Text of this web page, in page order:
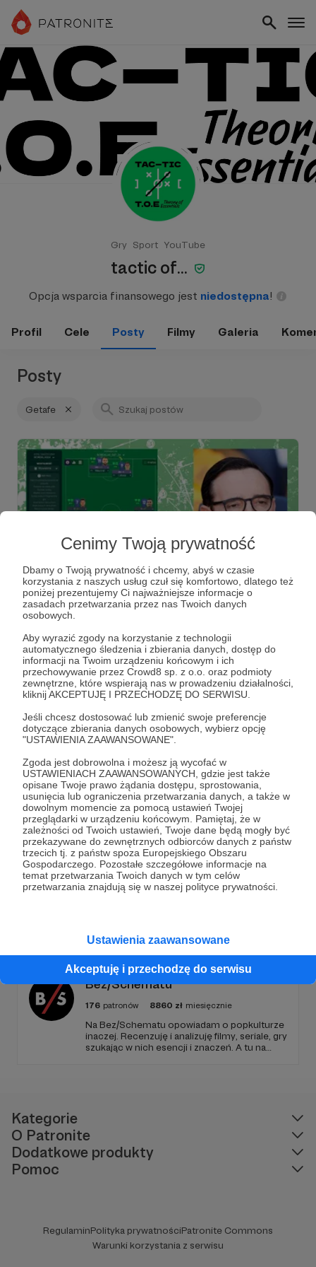
Cenimy Twoją prywatność
Dbamy o Twoją prywatność i chcemy, abyś w czasie
korzystania z naszych usług czuł się komfortowo, dlatego też
poniżej prezentujemy Ci najważniejsze informacje o
zasadach przetwarzania przez nas Twoich danych
osobowych.
Aby wyrazić zgody na korzystanie z technologii
automatycznego śledzenia i zbierania danych, dostęp do
informacji na Twoim urządzeniu końcowym i ich
przechowywanie przez Crowd8 sp. z o.o. oraz podmioty
zewnętrzne, które wspierają nas w prowadzeniu działalności,
kliknij AKCEPTUJĘ I PRZECHODZĘ DO SERWISU.
Jeśli chcesz dostosować lub zmienić swoje preferencje
dotyczące zbierania danych osobowych, wybierz opcję
"USTAWIENIA ZAAWANSOWANE".
Zgoda jest dobrowolna i możesz ją wycofać w
USTAWIENIACH ZAAWANSOWANYCH, gdzie jest także
opisane Twoje prawo żądania dostępu, sprostowania,
usunięcia lub ograniczenia przetwarzania danych, a także w
dowolnym momencie za pomocą ustawień Twojej
przeglądarki w urządzeniu końcowym. Pamiętaj, że w
zależności od Twoich ustawień, Twoje dane będą mogły być
przekazywane do zewnętrznych odbiorców danych z państw
trzecich tj. z państw spoza Europejskiego Obszaru
Gospodarczego. Pozostałe szczegółowe informacje na
temat przetwarzania Twoich danych w tym celów
przetwarzania znajdują się w naszej polityce prywatności.
Ustawienia zaawansowane
Akceptuję i przechodzę do serwisu
Gry Sport YouTube
tactic of...
Opcja wsparcia finansowego jest niedostępna!
Profil Cele Posty Filmy Galeria
Posty
Getafe
13.04.2024 ● Brak komentarzy
Jose Bordalas. W powietrzu.
Ustawienie 1-4-4-2 Jose Bordalas łączy z bezpośrednim
podejściem, co zapewnia równowagę w grze Getafe -
mogą wykorzystać skrzydła i zachowując aktywność w
tercji ofensywnej, pozostawać względnie stabilnymi w
defensywie.
Bordalas Getafe LaLiga +3
Promowani autorzy
Baniak Baniaka
1636 patronów
prezentuje nagrania z własnych sesji,
oglądanych przez tysiące Widzów. Wspiera
także początkujących Mistrzów Gry
poradnikami i prelekcjami.
Bez/Schematu
176 patronów 8860 zł miesięcznie
Na Bez/Schematu opowiadam o popkulturze
inaczej. Recenzuję i analizuję filmy, seriale, gry
szukając w nich esencji i znaczeń. A tu na
Kategorie
O Patronite
Dodatkowe produkty
Pomoc
RegulaminPolityka prywatnościPatronite Commons
Warunki korzystania z serwisu